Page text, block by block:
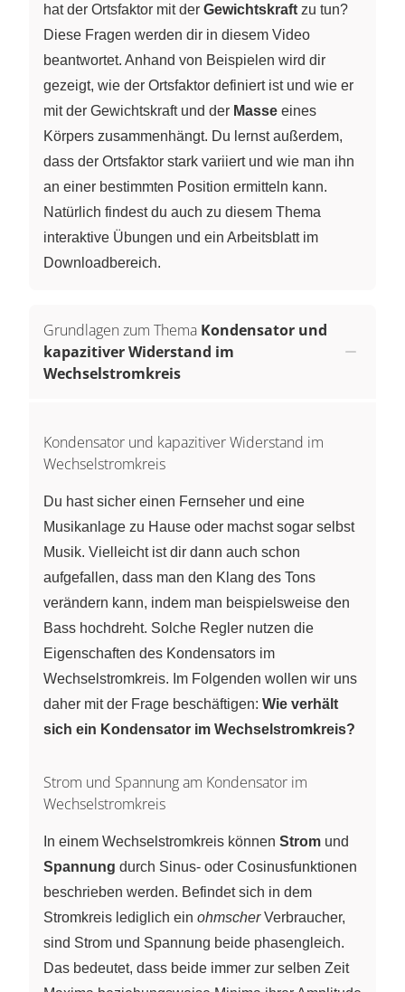
hat der Ortsfaktor mit der Gewichtskraft zu tun?
Diese Fragen werden dir in diesem Video
beantwortet. Anhand von Beispielen wird dir
gezeigt, wie der Ortsfaktor definiert ist und wie er
mit der Gewichtskraft und der Masse eines
Körpers zusammenhängt. Du lernst außerdem,
dass der Ortsfaktor stark variiert und wie man ihn
an einer bestimmten Position ermitteln kann.
Natürlich findest du auch zu diesem Thema
interaktive Übungen und ein Arbeitsblatt im
Downloadbereich.
Grundlagen zum Thema Kondensator und
kapazitiver Widerstand im
Wechselstromkreis
Kondensator und kapazitiver Widerstand im
Wechselstromkreis
Du hast sicher einen Fernseher und eine
Musikanlage zu Hause oder machst sogar selbst
Musik. Vielleicht ist dir dann auch schon
aufgefallen, dass man den Klang des Tons
verändern kann, indem man beispielsweise den
Bass hochdreht. Solche Regler nutzen die
Eigenschaften des Kondensators im
Wechselstromkreis. Im Folgenden wollen wir uns
daher mit der Frage beschäftigen: Wie verhält
sich ein Kondensator im Wechselstromkreis?
Strom und Spannung am Kondensator im
Wechselstromkreis
In einem Wechselstromkreis können Strom und
Spannung durch Sinus- oder Cosinusfunktionen
beschrieben werden. Befindet sich in dem
Stromkreis lediglich ein ohmscherVerbraucher,
sind Strom und Spannung beide phasengleich.
Das bedeutet, dass beide immer zur selben Zeit